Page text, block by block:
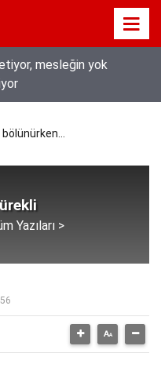
mesleğin yok
Yazıları >